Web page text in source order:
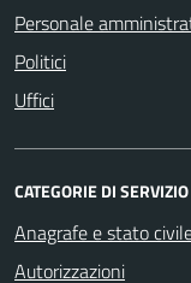
Personale
Politici
Uffici
CATEGORIE DI SERVIZIO
Anagrafe e stato
Autorizzazioni